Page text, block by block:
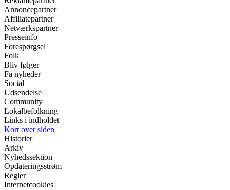
Annoncepartner
Affiliatepartner
Netværkspartner
Presseinfo
Forespørgsel
Folk
Bliv følger
Få nyheder
Social
Udsendelse
Community
Lokalbefolkning
Links i indholdet
Kort over siden
Historier
Arkiv
Nyhedssektion
Opdateringsstrøm
Regler
Internetcookies